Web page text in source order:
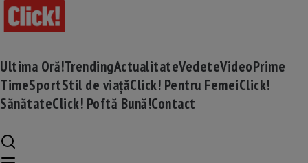
Ultima Oră!TrendingActualitateVedeteVideoPrime
TimeSportStil de viațăClick! Pentru FemeiClick!
SănătateClick! Poftă Bună!Contact